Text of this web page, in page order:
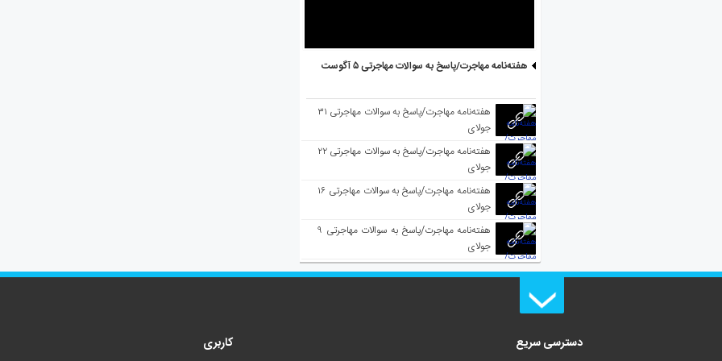
هفته‌نامه مهاجرت/پاسخ به سوالات مهاجرتی ۵ آگوست
هفته‌نامه مهاجرت/پاسخ به سوالات مهاجرتی ۳۱
جولای
هفته‌نامه مهاجرت/پاسخ به سوالات مهاجرتی ۲۲
جولای
هفته‌نامه مهاجرت/پاسخ به سوالات مهاجرتی ۱۶
جولای
هفته‌نامه مهاجرت/پاسخ به سوالات مهاجرتی ۹
جولای
دسترسی سریع کاربری